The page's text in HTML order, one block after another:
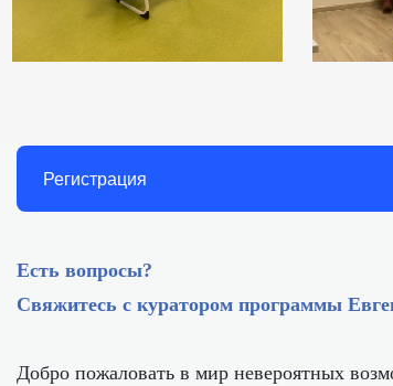
Регистрация
Есть вопросы?
Свяжитесь с куратором программы
Добро пожаловать в мир невероятных